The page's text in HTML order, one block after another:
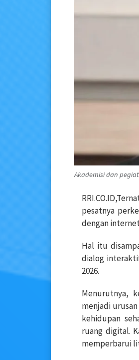
Akademisi dan
pesatnya
dengan
Hal itu
dialog
2026.
Menurutnya,
menjadi
kehidupan
ruang digital.
memperbarui